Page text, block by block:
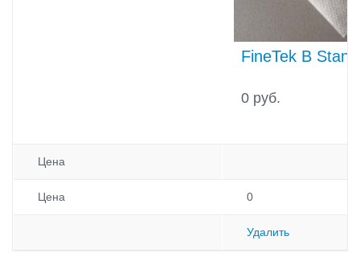
FineTek B
0 руб.
Цена
Цена 0
Удалить